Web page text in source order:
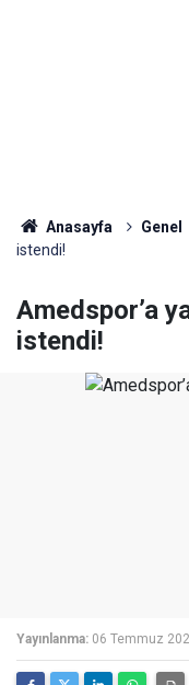
Anasayfa Genel
istendi!
Amedspor’a
istendi!
Yayınlanma: 06 Temmuz